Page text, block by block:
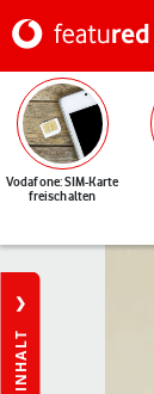
Vodafone: SIM-Karte
freischalten
INHALT